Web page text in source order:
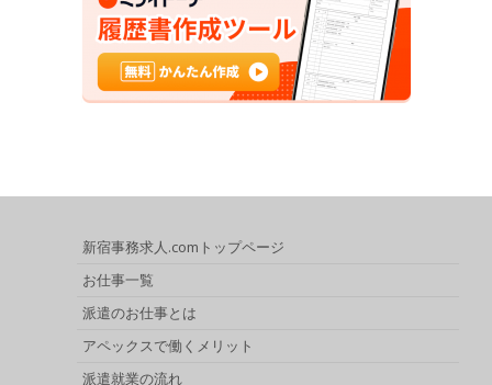
新宿事務求人.comトップページ
お仕事一覧
派遣のお仕事とは
アペックスで働くメリット
派遣就業の流れ